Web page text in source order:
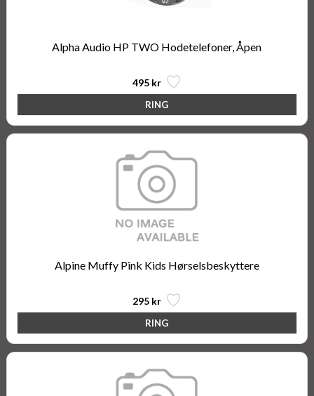
Alpha Audio HP TWO Hodetelefoner, Åpen
495 kr
Alpine Muffy Pink Kids Hørselsbeskyttere
295 kr